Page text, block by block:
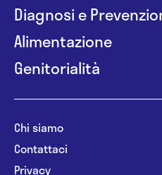
Diagnosi e
Alimentazione
Genitorialità
Chi siamo
Contattaci
Privacy